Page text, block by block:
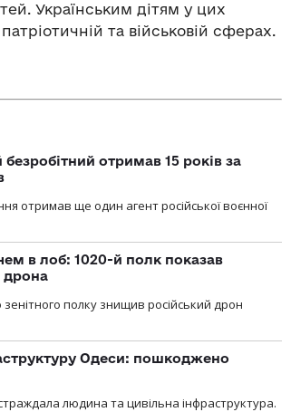
Українським дітям у цих
та військовій сферах.
отримав 15 років за
отримав ще один агент російської воєнної
в лоб: 1020-й полк показав
дрона
полку знищив російський дрон
Одеси: пошкоджено
людина та цивільна інфраструктура.